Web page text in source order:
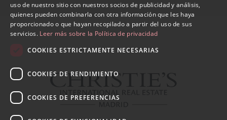
ENGLISH
uso de nuestro sitio con nuestros socios de publicidad y análisis,
quienes pueden combinarla con otra información que les haya
proporcionado o que hayan recopilado a partir del uso de sus
servicios. Leer más sobre la Política de privacidad
COOKIES ESTRICTAMENTE NECESARIAS
COOKIES DE RENDIMIENTO
COOKIES DE PREFERENCIAS